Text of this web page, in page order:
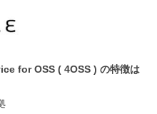
for OSS ( 4OSS ) の特徴は